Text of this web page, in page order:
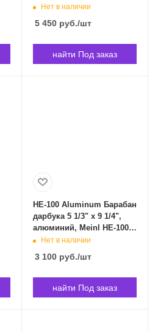
104 в Владивостоке
Нет в наличии
5 450руб./шт
найти Под заказ
HE-100 Aluminum Барабан
дарбука 5 1/3" x 9 1/4",
алюминий, Meinl HE-100 в
Владивостоке
Нет в наличии
3 100руб./шт
найти Под заказ